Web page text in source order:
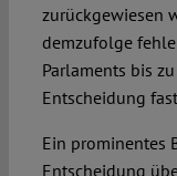
zurückgewiesen
demzufolge
Parlaments bis
Entscheidung
Ein prominentes
Entscheidung